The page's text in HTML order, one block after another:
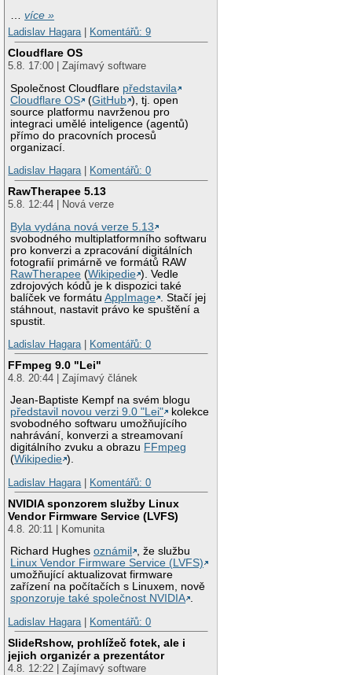
…více »
Ladislav Hagara| Komentářů: 9
Cloudflare OS
5.8. 17:00 | Zajímavý software
Společnost Cloudflare představila
Cloudflare OS
(GitHub ), tj. open
source platformu navrženou pro
integraci umělé inteligence (agentů)
přímo do pracovních procesů
organizací.
Ladislav Hagara| Komentářů: 0
RawTherapee 5.13
5.8. 12:44 | Nová verze
Byla vydána nová verze 5.13
svobodného multiplatformního softwaru
pro konverzi a zpracování digitálních
fotografií primárně ve formátů RAW
RawTherapee (Wikipedie ). Vedle
zdrojových kódů je k dispozici také
balíček ve formátuAppImage
. Stačí jej
stáhnout, nastavit právo ke spuštění a
spustit.
Ladislav Hagara| Komentářů: 0
FFmpeg 9.0 "Lei"
4.8. 20:44 | Zajímavý článek
Jean-Baptiste Kempf na svém blogu
představil novou verzi 9.0 "Lei"
kolekce
svobodného softwaru umožňujícího
nahrávání, konverzi a streamovaní
digitálního zvuku a obrazu FFmpeg
(Wikipedie ).
Ladislav Hagara| Komentářů: 0
NVIDIA sponzorem služby Linux
Vendor Firmware Service (LVFS)
4.8. 20:11 | Komunita
Richard Hughesoznámil
, že službu
Linux Vendor Firmware Service (LVFS)
umožňující aktualizovat firmware
zařízení na počítačích s Linuxem, nově
sponzoruje také společnost NVIDIA .
Ladislav Hagara| Komentářů: 0
SlideRshow, prohlížeč fotek, ale i
jejich organizér a prezentátor
4.8. 12:22 | Zajímavý software